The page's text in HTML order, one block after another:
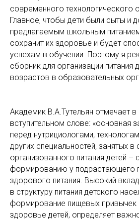
современного технологического
Главное, чтобы дети были сыты и
предлагаемым школьным
сохранит их здоровье и будет
успехам в обучении. Поэтому я
сборник для организации питания
возрастов в образовательных
Академик В.А.Тутельян отмечает
вступительном слове: «основная
перед нутрициологами,
других специальностей, занятых в
организованного питания детей –
формированию у подрастающего
здорового питания. Высокий
в структуру питания детского
формирование пищевых привычек
здоровье детей, определяет